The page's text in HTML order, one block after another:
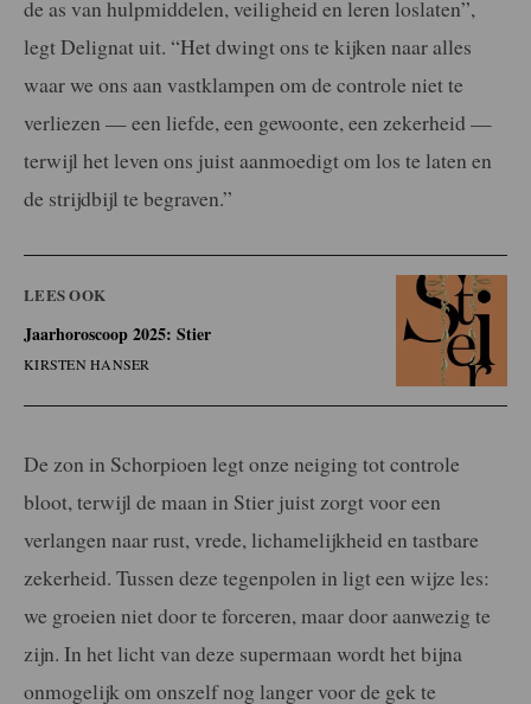
de as van hulpmiddelen, veiligheid en leren loslaten”,
legt Delignat uit. “Het dwingt ons te kijken naar alles
waar we ons aan vastklampen om de controle niet te
verliezen — een liefde, een gewoonte, een zekerheid —
terwijl het leven ons juist aanmoedigt om los te laten en
de strijdbijl te begraven.”
LEES OOK
Jaarhoroscoop 2025: Stier
KIRSTEN HANSER
De zon in Schorpioen legt onze neiging tot controle
bloot, terwijl de maan in Stier juist zorgt voor een
verlangen naar rust, vrede, lichamelijkheid en tastbare
zekerheid. Tussen deze tegenpolen in ligt een wijze les:
we groeien niet door te forceren, maar door aanwezig te
zijn. In het licht van deze supermaan wordt het bijna
onmogelijk om onszelf nog langer voor de gek te